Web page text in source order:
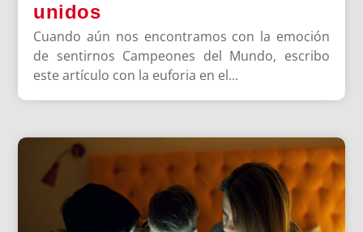
unidos
Cuando aún nos encontramos con la emoción
de sentirnos Campeones del Mundo, escribo
este artículo con la euforia en el...